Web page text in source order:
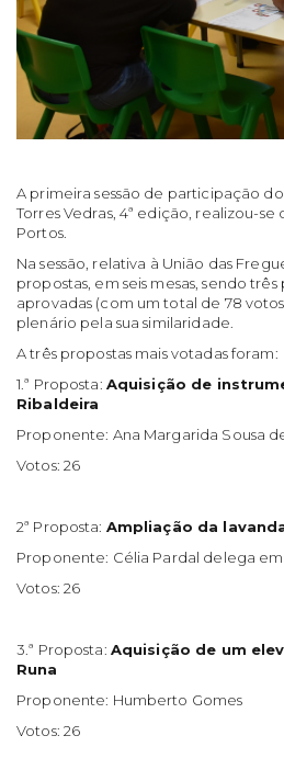
A primeira sessão de participação
Torres Vedras, 4ª edição, realizou-
Portos.
Na sessão, relativa à União das
propostas, em seis mesas, sendo
aprovadas (com um total de 78
plenário pela sua similaridade.
A três propostas mais votadas foram:
1.ª Proposta: Aquisição de
Ribaldeira
Proponente: Ana Margarida Sousa
Votos: 26
2ª Proposta: Ampliação da
Proponente: Célia Pardal delega
Votos: 26
3.ª Proposta: Aquisição de um
Runa
Proponente: Humberto Gomes
Votos: 26